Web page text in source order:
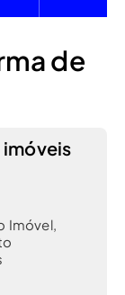
de
Imóvel,